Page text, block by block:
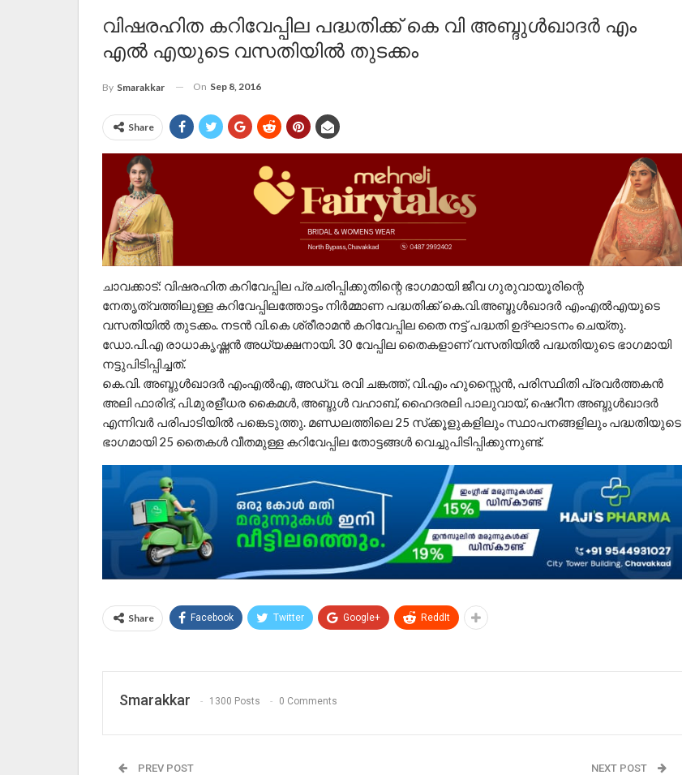
വിഷരഹിത കറിവേപ്പില പദ്ധതിക്ക് കെ വി അബ്ദുള്‍ഖാദര്‍ എം
എല്‍ എയുടെ വസതിയില്‍ തുടക്കം
By Smarakkar On Sep 8, 2016
Share
ചാവക്കാട്: വിഷരഹിത കറിവേപ്പില പ്രചരിപ്പിക്കുതിന്റെ ഭാഗമായി ജീവ ഗുരുവായൂരിന്റെ
നേതൃത്വത്തിലുള്ള കറിവേപ്പിലത്തോട്ടം നിര്‍മ്മാണ പദ്ധതിക്ക് കെ.വി.അബ്ദുള്‍ഖാദര്‍ എംഎല്‍എയുടെ
വസതിയില്‍ തുടക്കം. നടന്‍ വി.കെ ശ്രീരാമന്‍ കറിവേപ്പില തൈ നട്ട് പദ്ധതി ഉദ്ഘാടനം ചെയ്തു.
ഡോ.പി.എ രാധാകൃഷ്ണന്‍ അധ്യക്ഷനായി. 30 വേപ്പില തൈകളാണ് വസതിയില്‍ പദ്ധതിയുടെ ഭാഗമായി
നട്ടുപിടിപ്പിച്ചത്.
കെ.വി. അബ്ദുള്‍ഖാദര്‍ എംഎല്‍എ, അഡ്വ. രവി ചങ്കത്ത്, വി.എം ഹുസ്സൈന്‍, പരിസ്ഥിതി പ്രവര്‍ത്തകന്‍
അലി ഫാരിദ്, പി.മുരളീധര കൈമള്‍, അബ്ദുള്‍ വഹാബ്, ഹൈദരലി പാലുവായ്, ഷെറീന അബ്ദുള്‍ഖാദര്‍
എന്നിവര്‍ പരിപാടിയില്‍ പങ്കെടുത്തു. മണ്ഡലത്തിലെ 25 സ്‌ക്കൂളുകളിലും സ്ഥാപനങ്ങളിലും പദ്ധതിയുടെ
ഭാഗമായി 25 തൈകള്‍ വീതമുള്ള കറിവേപ്പില തോട്ടങ്ങള്‍ വെച്ചുപിടിപ്പിക്കുന്നുണ്ട്.
Share Facebook Twitter Google+ ReddIt
Smarakkar 1300 Posts 0 Comments
PREV POST NEXT POST